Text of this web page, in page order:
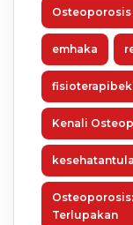
Osteoporosis
emhaka
Kenali
Terlupakan